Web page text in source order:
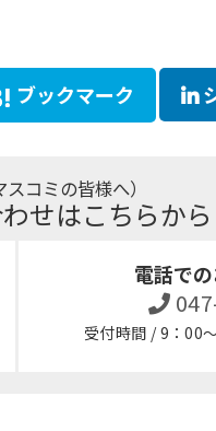
ブックマーク
スコミの皆様へ）
せはこちらから
電話で
受付時間 / 9：00